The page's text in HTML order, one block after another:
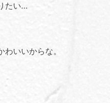
たい…
いいからな。